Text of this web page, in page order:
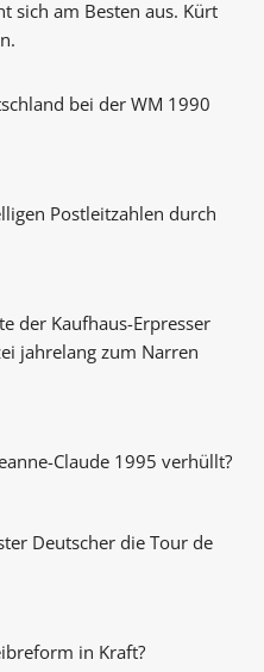
sich am Besten aus. Kürt
bei der WM 1990
Postleitzahlen durch
der Kaufhaus-Erpresser
jahrelang zum Narren
Claude 1995 verhüllt?
Deutscher die Tour de
in Kraft?